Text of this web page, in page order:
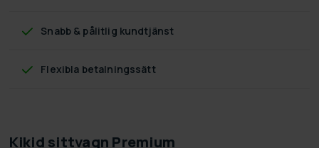
Snabb & pålitlig kundtjänst
Flexibla betalningssätt
Kikid sittvagn Premium